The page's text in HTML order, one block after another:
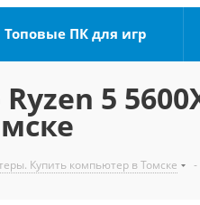
Топовые ПК для игр
5
Купить компьютер в Томске -